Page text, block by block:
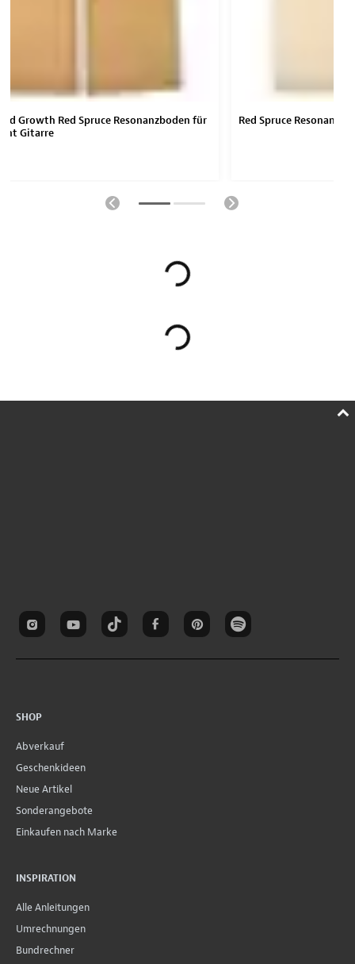
Growth Red Spruce Resonanzboden für
Gitarre
Red Spruce
SHOP
Abverkauf
Geschenkideen
Neue Artikel
Sonderangebote
Einkaufen nach Marke
INSPIRATION
Alle Anleitungen
Umrechnungen
Bundrechner